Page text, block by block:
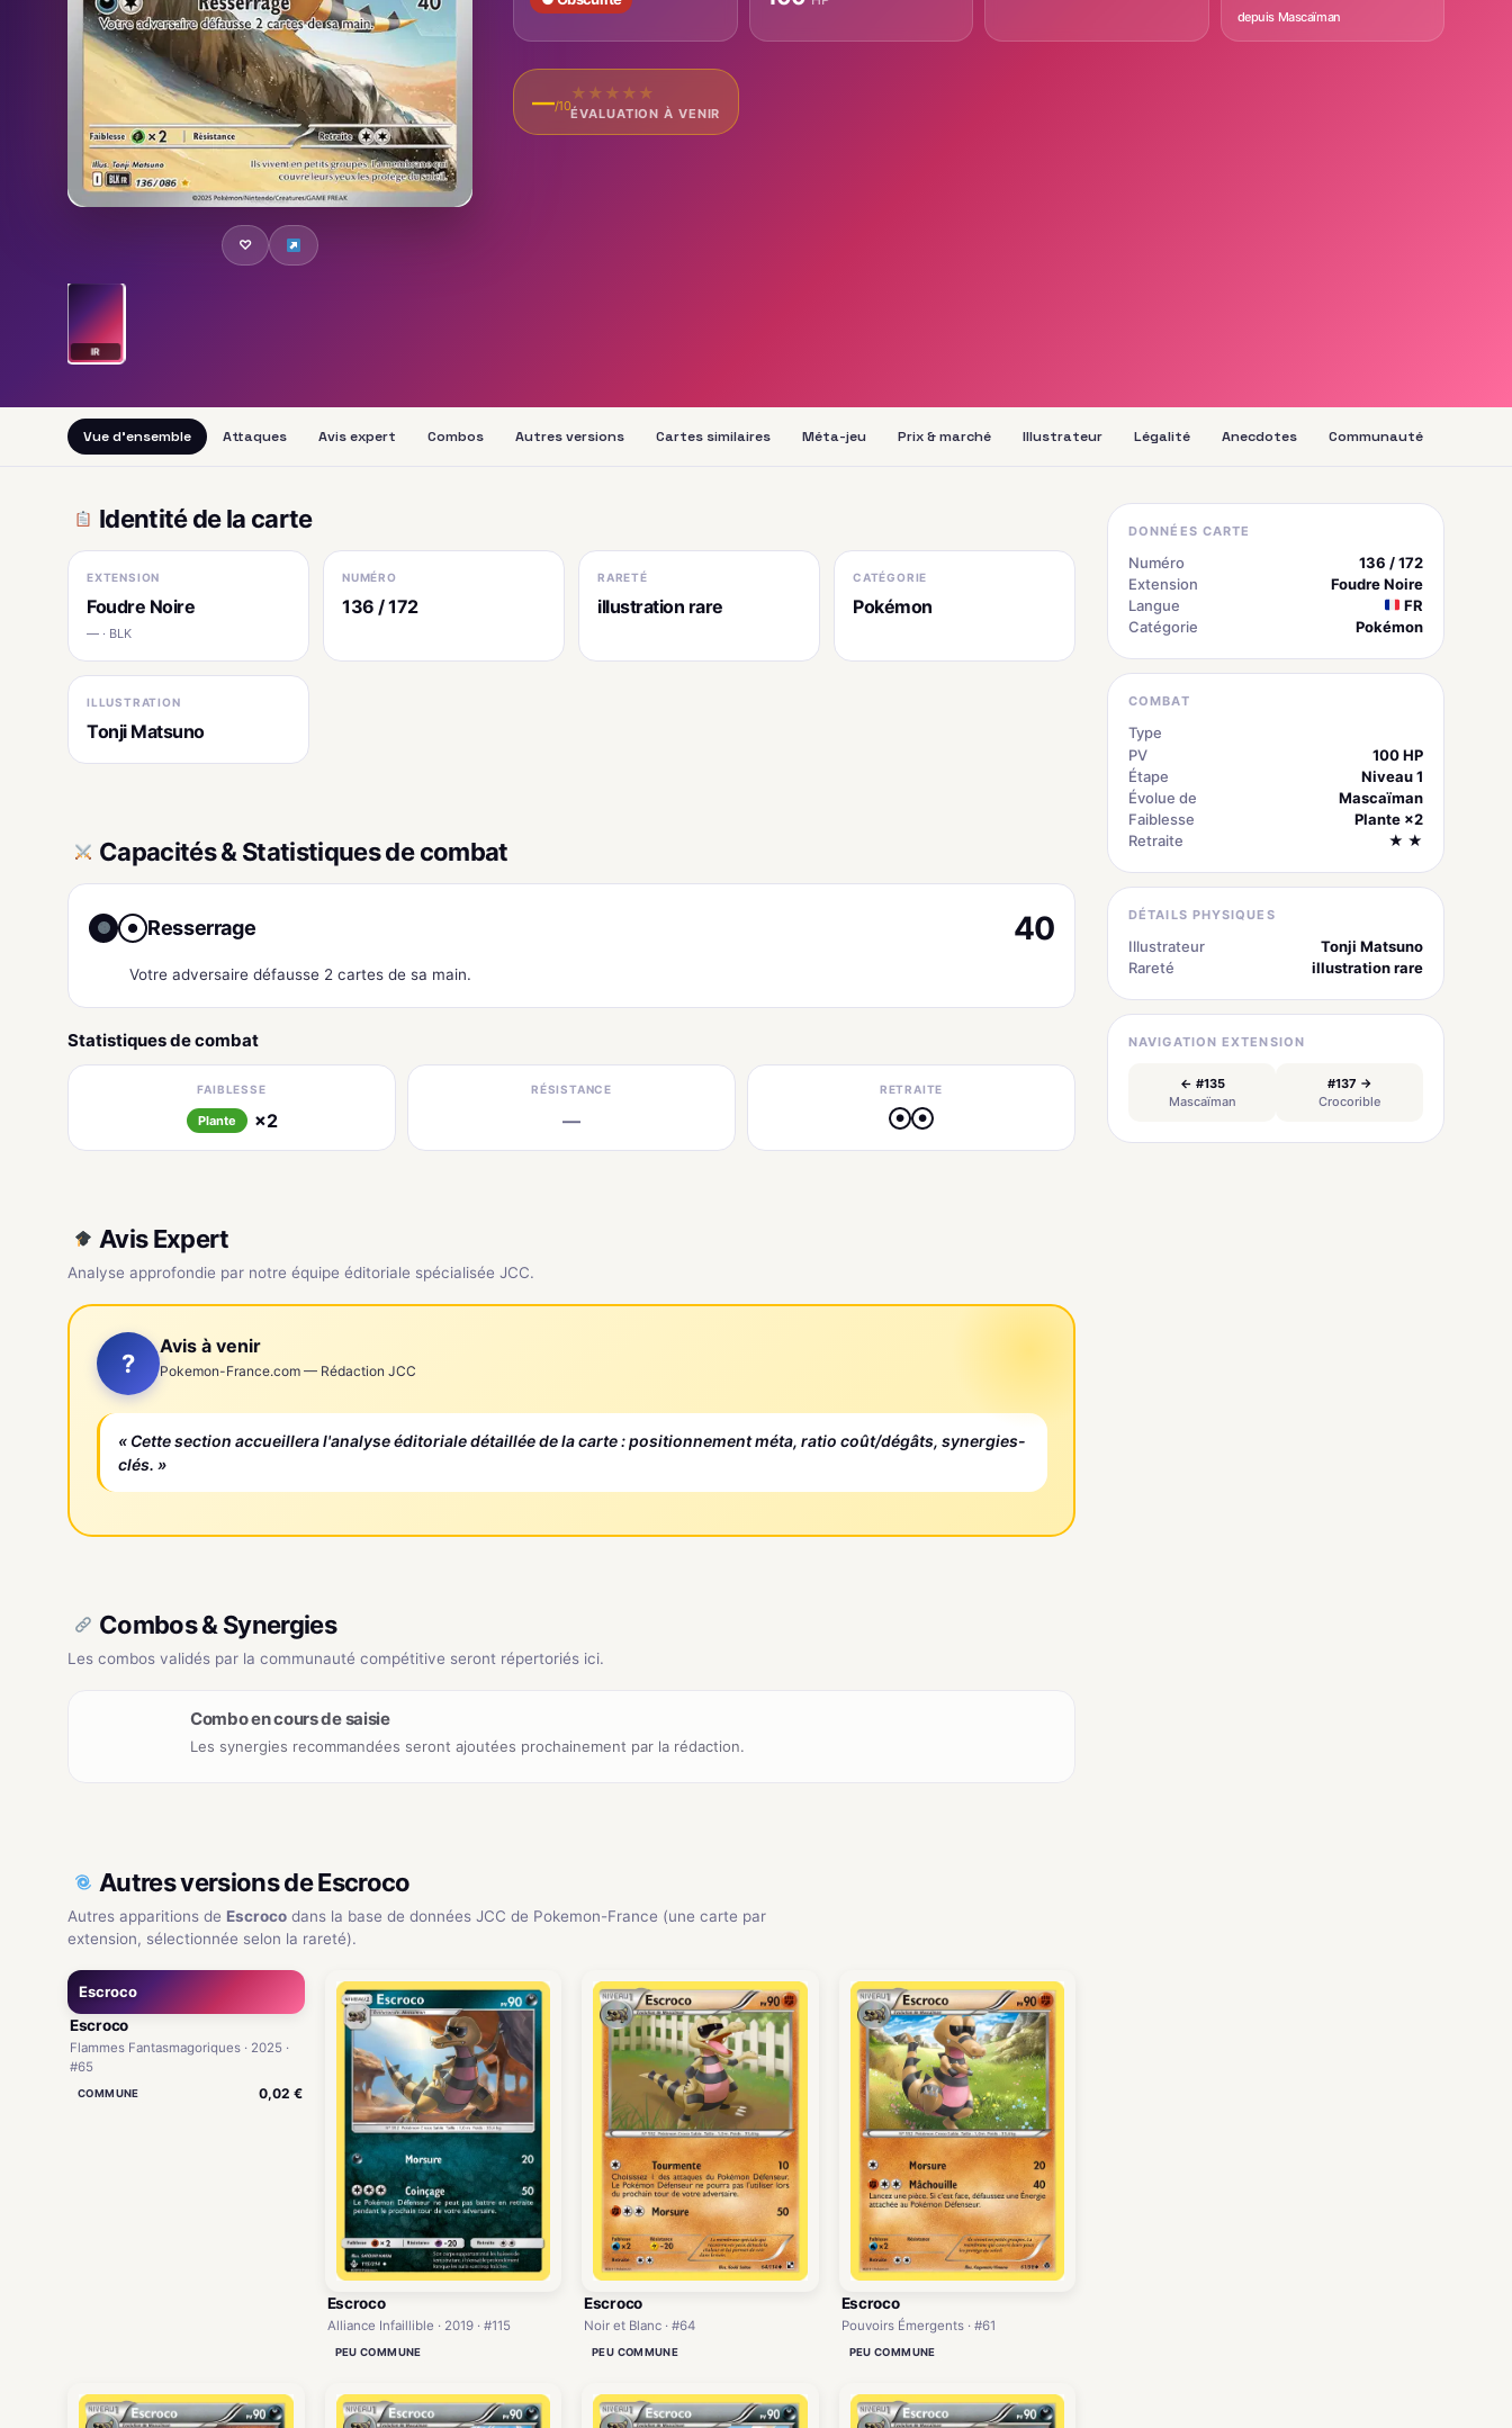
♡
IR
depuis Mascaïman
—/10
★ ★ ★ ★ ★
ÉVALUATION À VENIR
Vue d'ensemble Attaques Avis expert Combos Autres versions Cartes similaires Méta-jeu Prix & marché Illustrateur Légalité Anecdotes Communauté
Identité de la carte
EXTENSION
Foudre Noire
— · BLK
NUMÉRO
136 / 172
RARETÉ
illustration rare
CATÉGORIE
Pokémon
ILLUSTRATION
Tonji Matsuno
Capacités & Statistiques de combat
● Resserrage 40
Votre adversaire défausse 2 cartes de sa main.
Statistiques de combat
FAIBLESSE
Plante ×2
RÉSISTANCE
—
RETRAITE
● ●
Avis Expert
Analyse approfondie par notre équipe éditoriale spécialisée JCC.
?
Avis à venir
Pokemon-France.com — Rédaction JCC
« Cette section accueillera l'analyse éditoriale détaillée de la carte : positionnement méta, ratio coût/dégâts, synergies-
clés. »
Combos & Synergies
Les combos validés par la communauté compétitive seront répertoriés ici.
Combo en cours de saisie
Les synergies recommandées seront ajoutées prochainement par la rédaction.
Autres versions de Escroco
Autres apparitions de Escroco dans la base de données JCC de Pokemon-France (une carte par
extension, sélectionnée selon la rareté).
Escroco
Escroco
Flammes Fantasmagoriques · 2025 ·
#65
COMMUNE 0,02 €
Escroco
Alliance Infaillible · 2019 · #115
PEU COMMUNE
Escroco
Noir et Blanc · #64
PEU COMMUNE
Escroco
Pouvoirs Émergents · #61
PEU COMMUNE
DONNÉES CARTE
Numéro
136 / 172
Extension
Foudre Noire
Langue
FR
Catégorie
Pokémon
COMBAT
Type
PV
100 HP
Étape
Niveau 1
Évolue de
Mascaïman
Faiblesse
Plante ×2
Retraite
★ ★
DÉTAILS PHYSIQUES
Illustrateur
Tonji Matsuno
Rareté
illustration rare
NAVIGATION EXTENSION
← #135
Mascaïman
#137 →
Crocorible